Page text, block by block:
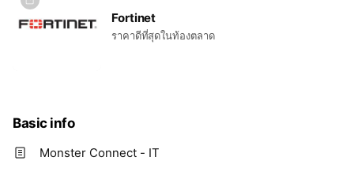
Fortinet
ราคาดีที่สุดในท้องตลาด
Basic info
Monster Connect - IT